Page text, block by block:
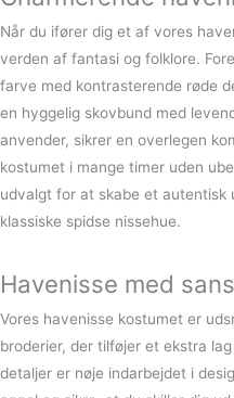
Når du ifører dig et af vores
verden af fantasi og folklore.
farve med kontrasterende røde
en hyggelig skovbund med
anvender, sikrer en overlegen
kostumet i mange timer uden
udvalgt for at skabe et autentisk
klassiske spidse nissehue.
Havenisse med
Vores havenisse kostumet er
broderier, der tilføjer et ekstra
detaljer er nøje indarbejdet i